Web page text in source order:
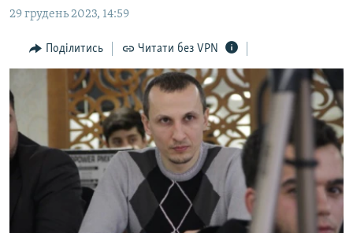
до
ІНТЕРВ'Ю
ВСЕ ЗА ДЕНЬ
СПЕЦПРОЕКТИ
ДЕПОРТАЦІЯ
ВІДЕОУРОКИ «ELIFBE»
СВІДЧЕННЯ ОКУПАЦІЇ
УКРАЇНСЬКА ПРОБЛЕМА КРИМУ
ІНФОГРАФІКА
ЯК ОБІЙТИ БЛОКУВАННЯ
Русский
29 грудень 2023, 14:59
Поділитись Читати без VPN